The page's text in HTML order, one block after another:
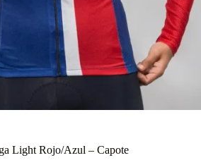
Light Rojo/Azul – Capote